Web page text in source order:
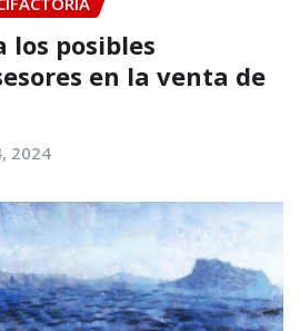
los posibles
en la venta de
2024